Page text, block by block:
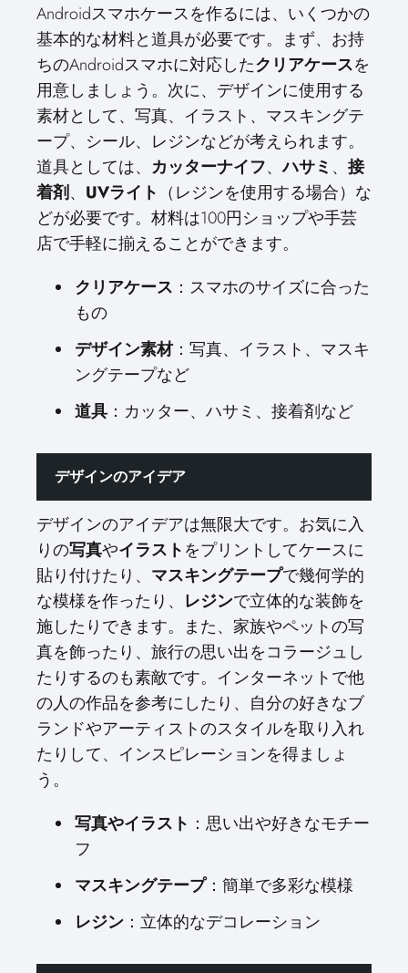
Androidスマホケースを作るには、いくつかの
基本的な材料と道具が必要です。まず、お持
ちのAndroidスマホに対応したクリアケースを
用意しましょう。次に、デザインに使用する
素材として、写真、イラスト、マスキングテ
ープ、シール、レジンなどが考えられます。
道具としては、 カッターナイフ、ハサミ 、 接
着剤、 UVライト （レジンを使用する場合）な
どが必要です。材料は100円ショップや手芸
店で手軽に揃えることができます。
クリアケース ：スマホのサイズに合った
もの
デザイン素材：写真、イラスト、マスキ
ングテープなど
道具 ：カッター、ハサミ、接着剤など
デザインのアイデア
デザインのアイデアは無限大です。お気に入
りの写真やイラストをプリントしてケースに
貼り付けたり、 マスキングテープで幾何学的
な模様を作ったり、 レジンで立体的な装飾を
施したりできます。また、家族やペットの写
真を飾ったり、旅行の思い出をコラージュし
たりするのも素敵です。インターネットで他
の人の作品を参考にしたり、自分の好きなブ
ランドやアーティストのスタイルを取り入れ
たりして、インスピレーションを得ましょ
う。
写真やイラスト ：思い出や好きなモチー
フ
マスキングテープ：簡単で多彩な模様
レジン ：立体的なデコレーション